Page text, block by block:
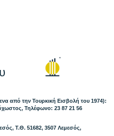
από την Τουρκική Εισβολή του 1974):
Τηλέφωνο: 23 87 21 56
Τ.Θ. 51682, 3507 Λεμεσός,